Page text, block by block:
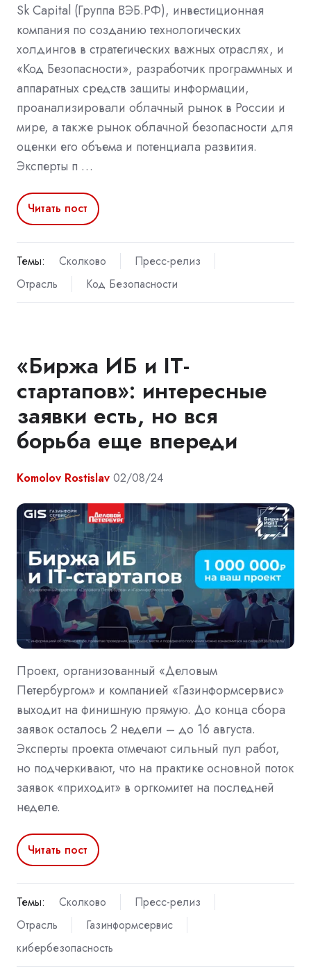
Sk Capital (Группа ВЭБ.РФ), инвестиционная
компания по созданию технологических
холдингов в стратегических важных отраслях, и
«Код Безопасности», разработчик программных и
аппаратных средств защиты информации,
проанализировали облачный рынок в России и
мире, а также рынок облачной безопасности для
оценки его объема и потенциала развития.
Эксперты п …
Читать пост
Темы: Сколково
Пресс-релиз
Отрасль
Код Безопасности
«Биржа ИБ и IT-
стартапов»: интересные
заявки есть, но вся
борьба еще впереди
Komolov Rostislav 02/08/24
Проект, организованный «Деловым
Петербургом» и компанией «Газинформсервис»
выходит на финишную прямую. До конца сбора
заявок осталось 2 недели – до 16 августа.
Эксперты проекта отмечают сильный пул работ,
но подчеркивают, что на практике основной поток
заявок «приходит» в оргкомитет на последней
неделе.
Читать пост
Темы: Сколково
Пресс-релиз
Отрасль
Газинформсервис
кибербезопасность